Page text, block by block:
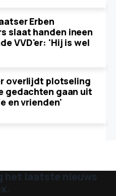
Erben
slaat handen ineen
VVD'er: 'Hij is wel
overlijdt plotseling
gedachten gaan uit
en vrienden'
het laatste nieuws